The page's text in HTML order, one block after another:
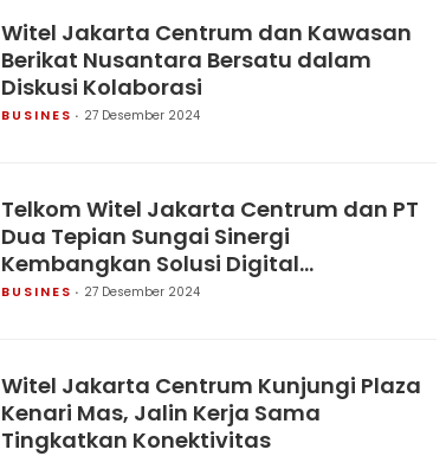
Witel Jakarta Centrum dan Kawasan
Berikat Nusantara Bersatu dalam
Diskusi Kolaborasi
BUSINES 27 Desember 2024
Telkom Witel Jakarta Centrum dan PT
Dua Tepian Sungai Sinergi
Kembangkan Solusi Digital
Connectivity untuk Dukung Kebutuhan
BUSINES 27 Desember 2024
Witel Jakarta Centrum Kunjungi Plaza
Kenari Mas, Jalin Kerja Sama
Tingkatkan Konektivitas